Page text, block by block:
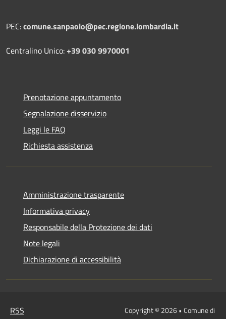
PEC:comune.sanpaolo@pec.regione.lombardia.it
Centralino Unico:+39 030 9970001
Prenotazione appuntamento
Segnalazione disservizio
Leggi le FAQ
Richiesta assistenza
Amministrazione trasparente
Informativa privacy
Responsabile della Protezione dei dati
Note legali
Dichiarazione di accessibilità
RSS
Copyright © 2026 • Comune di